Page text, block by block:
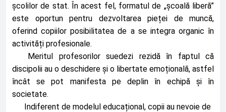
școlilor de stat. În acest fel, formatul de „școală liberă”
este oportun pentru dezvoltarea pieței de muncă,
oferind copiilor posibilitatea de a se integra organic în
activități profesionale.
Meritul profesorilor suedezi rezidă în faptul că
discipolii au o deschidere și o libertate emoțională, astfel
încât se pot manifesta pe deplin în echipă și în
societate.
Indiferent de modelul educațional, copii au nevoie de